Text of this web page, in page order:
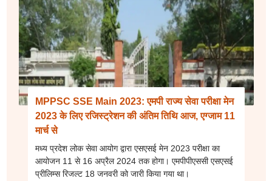
MPPSC SSE Main 2023: एमपी राज्य सेवा परीक्षा मेन
2023 के लिए रजिस्ट्रेशन की अंतिम तिथि आज, एग्जाम 11
मार्च से
मध्य प्रदेश लोक सेवा आयोग द्वारा एसएसई मेन 2023 परीक्षा का
आयोजन 11 से 16 अप्रैल 2024 तक होगा। एमपीपीएससी एसएसई
प्रीलिम्स रिजल्ट 18 जनवरी को जारी किया गया था।